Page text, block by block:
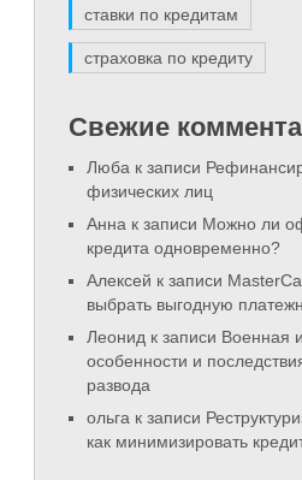
ставки по кредитам
страховка по кредиту
Свежие
Люба к записи
физических лиц
Анна к записи Можно ли
кредита одновременно?
Алексей к записи
выбрать выгодную
Леонид к записи Военная
особенности и
развода
ольга к записи
как минимизировать